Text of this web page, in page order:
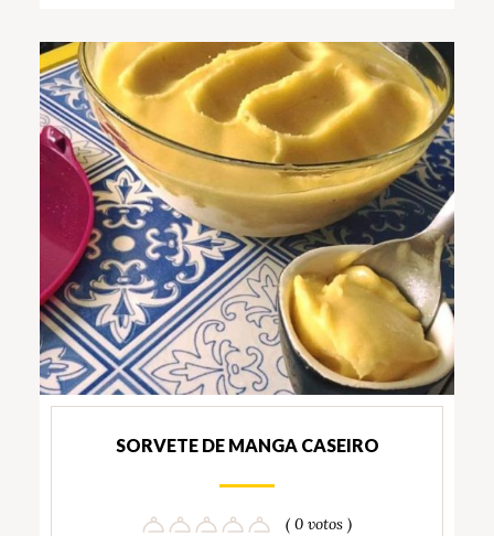
SORVETE DE MANGA CASEIRO
( 0 votos )